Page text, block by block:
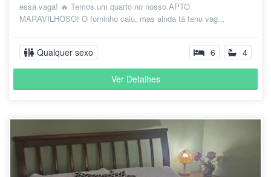
essa vaga! 🔥 Temos um quarto no nosso APTO
MARAVILHOSO! O forninho caiu, mas ainda tá tenu vag...
Qualquer sexo 6 4
Ver Detalhes